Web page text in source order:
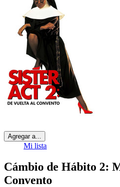
Agregar a...
Mi lista
Cámbio de Hábito 2:
Convento